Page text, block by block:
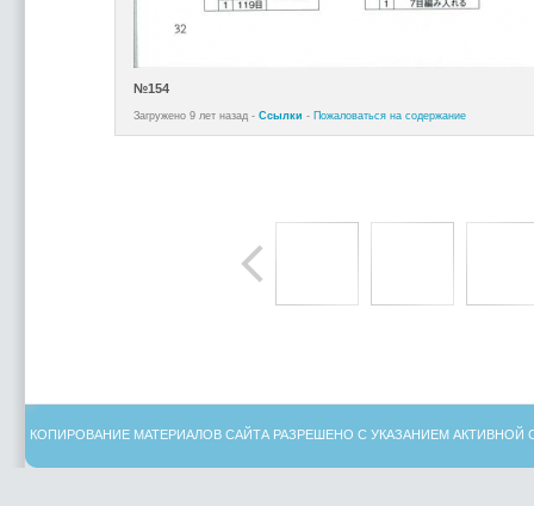
№154
Загружено 9 лет назад - Ссылки - Пожаловаться на содержание
КОПИРОВАНИЕ МАТЕРИАЛОВ САЙТА РАЗРЕШЕНО С УКАЗАНИЕМ АКТИВНОЙ